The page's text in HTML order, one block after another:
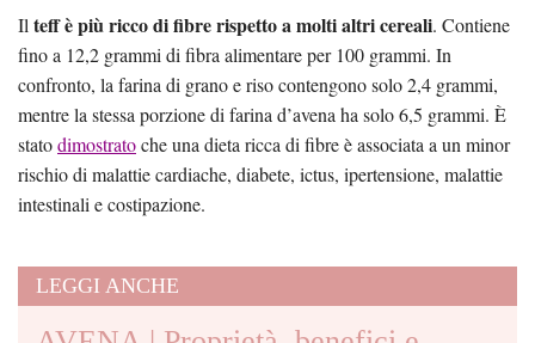
Il teff è più ricco di fibre rispetto a molti altri cereali. Contiene
fino a 12,2 grammi di fibra alimentare per 100 grammi. In
confronto, la farina di grano e riso contengono solo 2,4 grammi,
mentre la stessa porzione di farina d’avena ha solo 6,5 ​​grammi. È
statodimostratoche una dieta ricca di fibre è associata a un minor
rischio di malattie cardiache, diabete, ictus, ipertensione, malattie
intestinali e costipazione.
LEGGI ANCHE